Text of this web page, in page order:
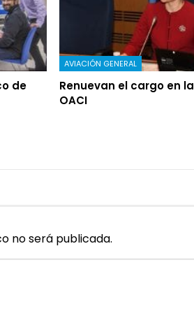
de
AVIACIÓN GENERAL
Renuevan el cargo en la
OACI
no será publicada.